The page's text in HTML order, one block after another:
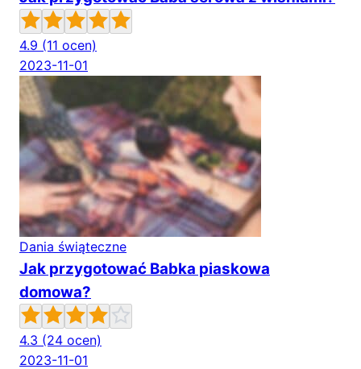
4.9 (11 ocen)
2023-11-01
Dania świąteczne
Jak przygotować Babka piaskowa
domowa?
4.3 (24 ocen)
2023-11-01